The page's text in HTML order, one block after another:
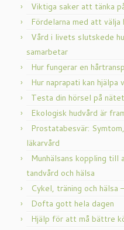
Viktiga saker att tänka
Fördelarna med att
Vård i livets slutskede
samarbetar
Hur fungerar en
Hur naprapati kan
Testa din hörsel på nätet
Ekologisk hudvård är
Prostatabesvär:
läkarvård
Munhälsans koppling till
tandvård och hälsa
Cykel, träning och hälsa
Dofta gott hela dagen
Hjälp för att må bättre